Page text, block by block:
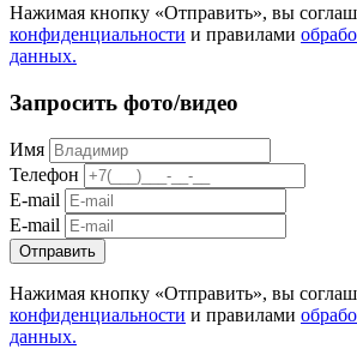
Нажимая кнопку «Отправить», вы
конфиденциальности и правилами
данных.
Запросить фото/видео
Имя
Телефон
E-mail
E-mail
Отправить
Нажимая кнопку «Отправить», вы
конфиденциальности и правилами
данных.